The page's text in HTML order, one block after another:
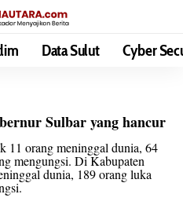
Data Sulut Cyber
Sulbar yang hancur
11 orang meninggal dunia, 64
mengungsi. Di Kabupaten
dunia, 189 orang luka